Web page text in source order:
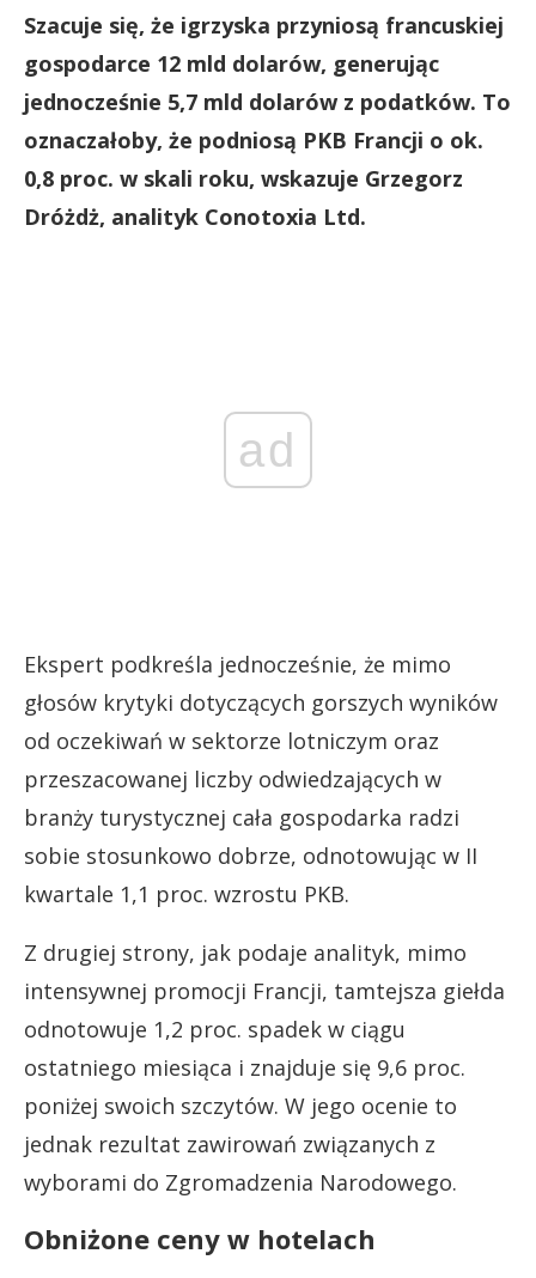
Szacuje się, że igrzyska przyniosą francuskiej
gospodarce 12 mld dolarów, generując
jednocześnie 5,7 mld dolarów z podatków. To
oznaczałoby, że podniosą PKB Francji o ok.
0,8 proc. w skali roku, wskazuje Grzegorz
Dróżdż, analityk Conotoxia Ltd.
ad
Ekspert podkreśla jednocześnie, że mimo
głosów krytyki dotyczących gorszych wyników
od oczekiwań w sektorze lotniczym oraz
przeszacowanej liczby odwiedzających w
branży turystycznej cała gospodarka radzi
sobie stosunkowo dobrze, odnotowując w II
kwartale 1,1 proc. wzrostu PKB.
Z drugiej strony, jak podaje analityk, mimo
intensywnej promocji Francji, tamtejsza giełda
odnotowuje 1,2 proc. spadek w ciągu
ostatniego miesiąca i znajduje się 9,6 proc.
poniżej swoich szczytów. W jego ocenie to
jednak rezultat zawirowań związanych z
wyborami do Zgromadzenia Narodowego.
Obniżone ceny w hotelach